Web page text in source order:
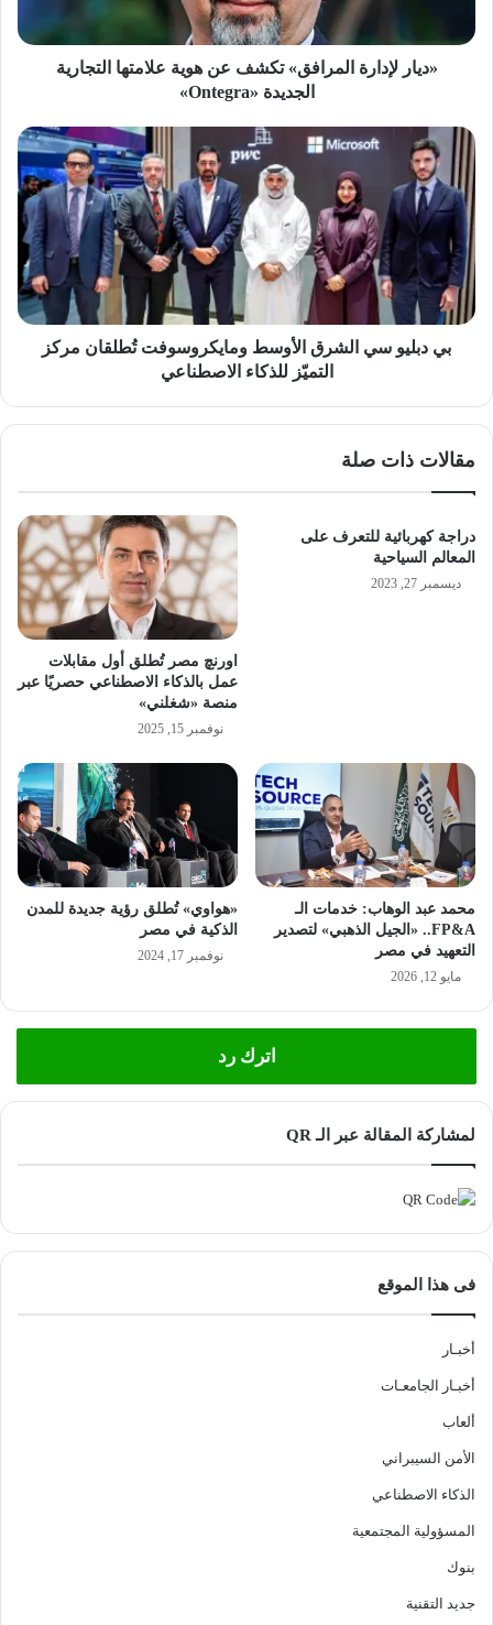
الجديدة
«ديار لإدارة المرافق» تكشف عن هوية علامتها التجارية
الجديدة «Ontegra»
بي
دبليو
سي
الشرق
الأوسط
ومايكروسوفت
تُطلقان
مركز
التميّز
للذكاءبي دبليو سي الشرق الأوسط ومايكروسوفت تُطلقان مركز
التميّز للذكاء الاصطناعي
مقالات ذات صلة
دراجة كهربائية للتعرف على
المعالم السياحية
ديسمبر 27, 2023
اورنچ مصر تُطلق أول مقابلات
عمل بالذكاء الاصطناعي حصريًا عبر
منصة «شغلني»
نوفمبر 15, 2025
محمد عبد الوهاب: خدمات الـ
FP&A.. «الجيل الذهبي» لتصدير
التعهيد في مصر
مايو 12, 2026
«هواوي» تُطلق رؤية جديدة للمدن
الذكية في مصر
نوفمبر 17, 2024
اترك رد
لمشاركة المقالة عبر الـ QR
فى هذا الموقع
أخبـار
أخبـار الجامعـات
ألعاب
الأمن السيبراني
الذكاء الاصطناعي
المسؤولية المجتمعية
بنوك
جديد التقنية